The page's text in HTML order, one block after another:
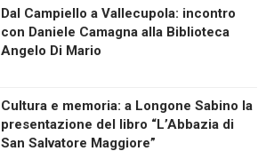
Dal Campiello a Vallecupola: incontro
con Daniele Camagna alla Biblioteca
Angelo Di Mario
Cultura e memoria: a Longone Sabino la
presentazione del libro “L’Abbazia di
San Salvatore Maggiore”